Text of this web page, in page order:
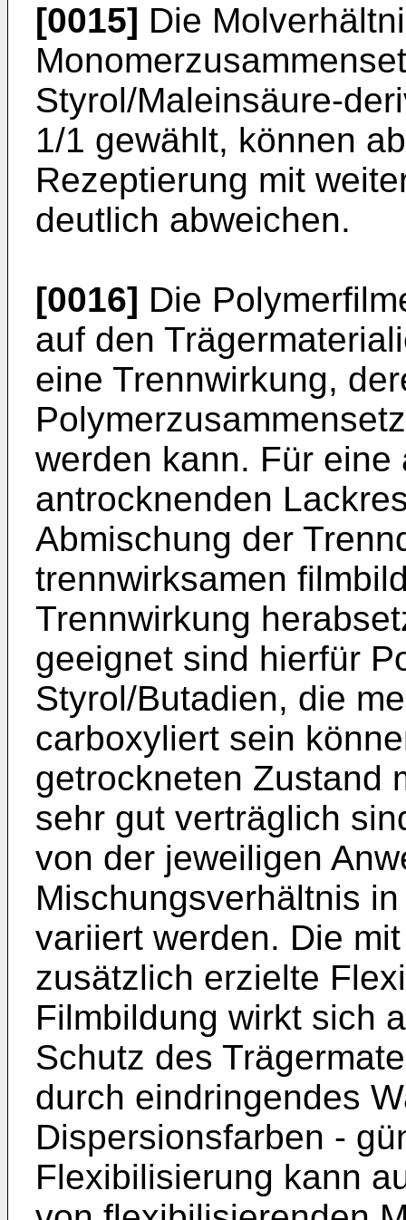
[0015] Die
Styrol/Maleinsäure-
1/1 gewählt, können
Rezeptierung mit
deutlich abweichen.
[0016] Die
auf den
eine Trennwirkung,
werden kann. Für
antrocknenden
Abmischung der
trennwirksamen
Trennwirkung
geeignet sind hierfür
Styrol/Butadien, die
carboxyliert sein
getrockneten Zustand
sehr gut verträglich
von der jeweiligen
Mischungsverhältnis
variiert werden. Die
zusätzlich erzielte
Filmbildung wirkt sich
Schutz des
durch eindringendes
Dispersionsfarben -
Flexibilisierung kann